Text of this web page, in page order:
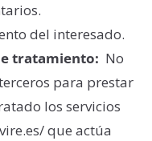
del interesado.
tratamiento: No
para prestar
los servicios
que actúa